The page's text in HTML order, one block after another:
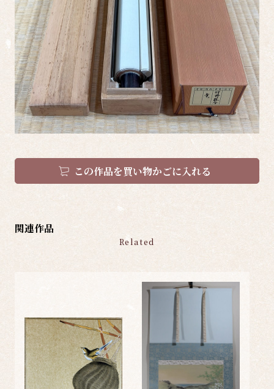
この作品を買い物かごに入れる
関連作品
Related